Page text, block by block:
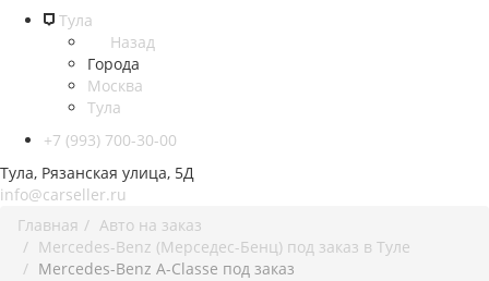
Тула
Назад
Города
Москва
Тула
+7 (993) 700-30-00
Тула, Рязанская улица, 5Д
info@carseller.ru
Главная
Авто на заказ
Mercedes-Benz (Мерседес-Бенц) под заказ в Туле
Mercedes-Benz A-Classe под заказ